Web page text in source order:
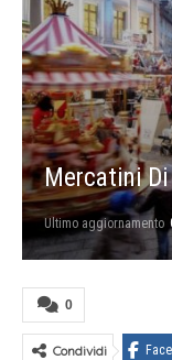
Mercatini
Ultimo aggiornamento
0
Condividi